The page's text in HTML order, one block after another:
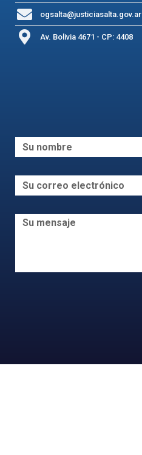
ogsalta@justiciasalta.gov.ar
Av. Bolivia 4671 - CP: 4408